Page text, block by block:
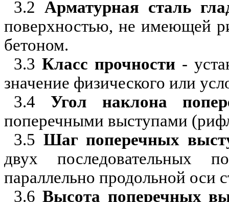
3.2 Арматурная сталь
поверхностью, не имеющей
бетоном.
3.3 Класс прочности-
значение физического или
3.4 Угол наклона
поперечными выступами
3.5 Шаг поперечных
двух последовательных
параллельно продольной оси
3.6Высота поперечных